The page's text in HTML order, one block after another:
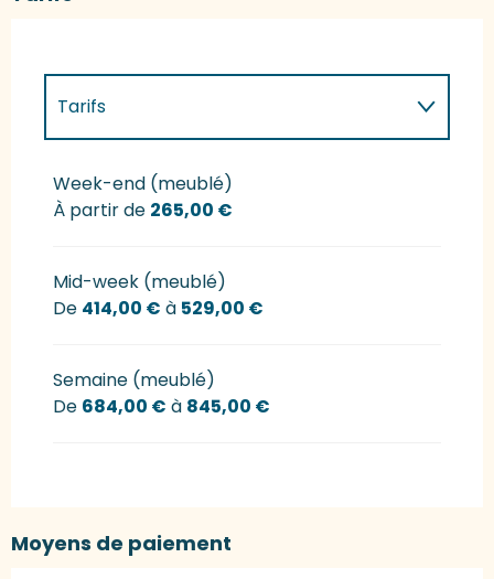
Tarifs
Tarifs 2027
Week-end (meublé)
À partir de 265,00 €
Mid-week (meublé)
De 414,00 € à 529,00 €
Semaine (meublé)
De 684,00 € à 845,00 €
Moyens de paiement